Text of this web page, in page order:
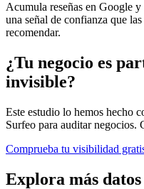
Acumula reseñas en Google y
una señal de confianza que
recomendar.
¿Tu negocio es
invisible?
Este estudio lo hemos hecho
Surfeo para auditar negocios.
Comprueba tu visibilidad
Explora más datos